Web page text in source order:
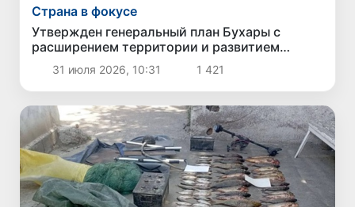
Страна в фокусе
Утвержден генеральный план Бухары с
расширением территории и развитием
инфраструктуры
31 июля 2026, 10:31 1 421